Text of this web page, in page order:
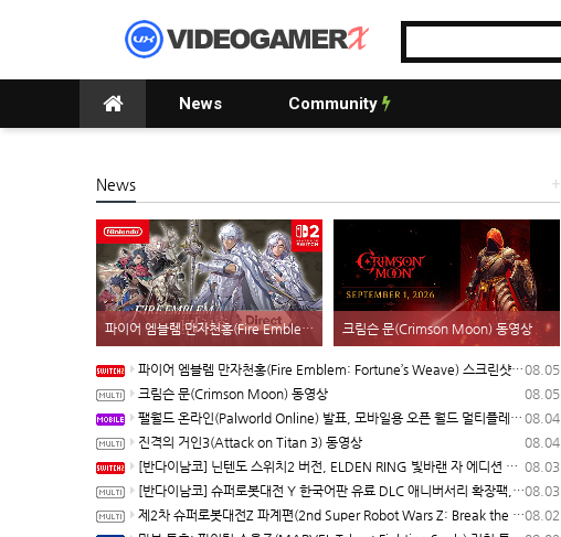
News Community
+
News
파이어 엠블렘 만자천홍(Fire Emblem: Fortune’s Weave) 스크린샷과 동영상(한국어 자막) 크림슨 문(Crimson Moon) 동영상
08.05
파이어 엠블렘 만자천홍(Fire Emblem: Fortune’s Weave) 스크린샷과 동영상(한국어 자막)
08.05
크림슨 문(Crimson Moon) 동영상
08.04
팰월드 온라인(Palworld Online) 발표, 모바일용 오픈 월드 멀티플레이 생존 크래프트
08.04
진격의 거인3(Attack on Titan 3) 동영상
08.03
[반다이남코] 닌텐도 스위치2 버전, ELDEN RING 빛바랜 자 에디션 패키지 예약 판매, 8월 5일 시작
08.03
[반다이남코] 슈퍼로봇대전 Y 한국어판 유료 DLC 애니버서리 확장팩, 8월 5일 판매 시작
08.02
제2차 슈퍼로봇대전Z 파계편(2nd Super Robot Wars Z: Break the World Chapter) Remastered 제작 결정